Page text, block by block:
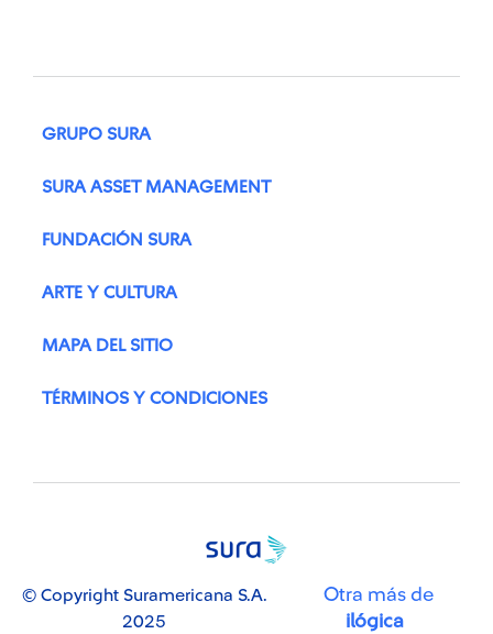
GRUPO SURA
SURA ASSET MANAGEMENT
FUNDACIÓN SURA
ARTE Y CULTURA
MAPA DEL SITIO
TÉRMINOS Y CONDICIONES
© Copyright Suramericana S.A.
2025
Otra más de
ilógica